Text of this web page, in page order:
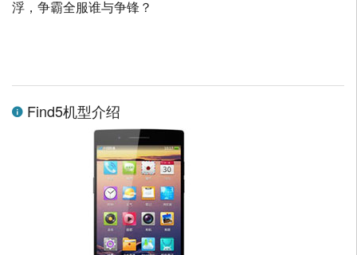
浮，争霸全服谁与争锋？
Find5机型介绍